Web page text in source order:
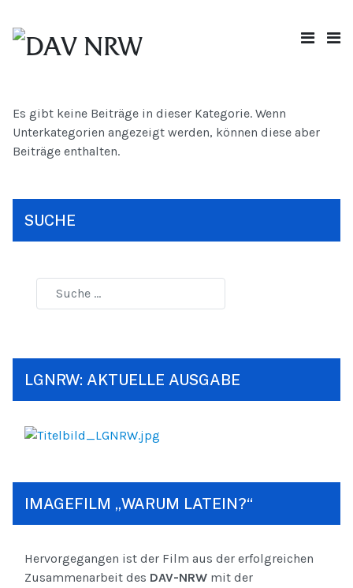
Es gibt keine Beiträge in dieser Kategorie. Wenn
Unterkategorien angezeigt werden, können diese aber
Beiträge enthalten.
SUCHE
LGNRW: AKTUELLE AUSGABE
IMAGEFILM „WARUM LATEIN?“
Hervorgegangen ist der Film aus der erfolgreichen
Zusammenarbeit des DAV-NRW mit der